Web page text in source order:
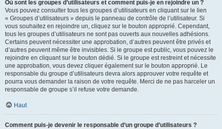
Où sont les groupes d’utilisateurs et comment puis-je en rejoindre un ?
Vous pouvez consulter tous les groupes d’utilisateurs en cliquant sur le lien
« Groupes d’utilisateurs » depuis le panneau de contrôle de l’utilisateur. Si
vous souhaitez en rejoindre un, cliquez sur le bouton approprié. Cependant,
tous les groupes d’utilisateurs ne sont pas ouverts aux nouvelles adhésions.
Certains peuvent nécessiter une approbation, d’autres peuvent être privés et
d’autres peuvent même être invisibles. Si le groupe est public, vous pouvez le
rejoindre en cliquant sur le bouton dédié. Si le groupe est restreint et nécessite
une approbation, vous devez cliquer également sur le bouton approprié. Le
responsable du groupe d’utilisateurs devra alors approuver votre requête et
pourra vous demander la raison de votre requête. Merci de ne pas harceler un
responsable de groupe s’il refuse votre demande.
Haut
Comment puis-je devenir le responsable d’un groupe d’utilisateurs ?